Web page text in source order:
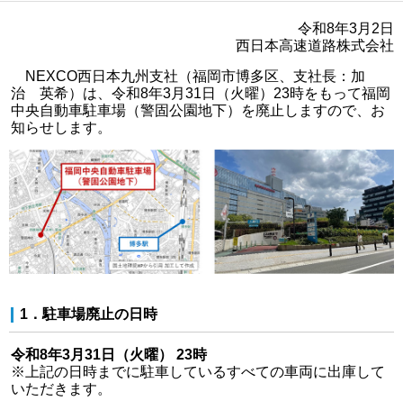
令和8年3月2日
西日本高速道路株式会社
NEXCO西日本九州支社（福岡市博多区、支社長：加
治 英希）は、令和8年3月31日（火曜）23時をもって福岡
中央自動車駐車場（警固公園地下）を廃止しますので、お
知らせします。
1．駐車場廃止の日時
令和8年3月31日（火曜） 23時
※上記の日時までに駐車しているすべての車両に出庫して
いただきます。